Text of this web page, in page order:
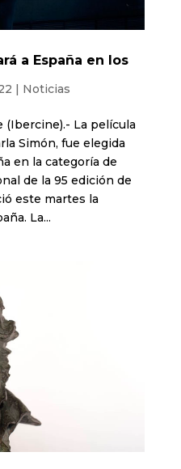
a España en los
| Noticias
(Ibercine).- La película
Simón, fue elegida
en la categoría de
de la 95 edición de
este martes la
La...